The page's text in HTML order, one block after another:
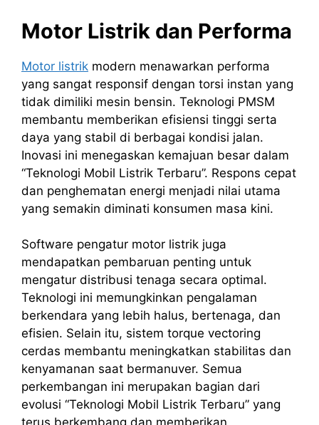
Motor Listrik dan Performa
Motor listrik modern menawarkan performa
yang sangat responsif dengan torsi instan yang
tidak dimiliki mesin bensin. Teknologi PMSM
membantu memberikan efisiensi tinggi serta
daya yang stabil di berbagai kondisi jalan.
Inovasi ini menegaskan kemajuan besar dalam
“Teknologi Mobil Listrik Terbaru”. Respons cepat
dan penghematan energi menjadi nilai utama
yang semakin diminati konsumen masa kini.
Software pengatur motor listrik juga
mendapatkan pembaruan penting untuk
mengatur distribusi tenaga secara optimal.
Teknologi ini memungkinkan pengalaman
berkendara yang lebih halus, bertenaga, dan
efisien. Selain itu, sistem torque vectoring
cerdas membantu meningkatkan stabilitas dan
kenyamanan saat bermanuver. Semua
perkembangan ini merupakan bagian dari
evolusi “Teknologi Mobil Listrik Terbaru” yang